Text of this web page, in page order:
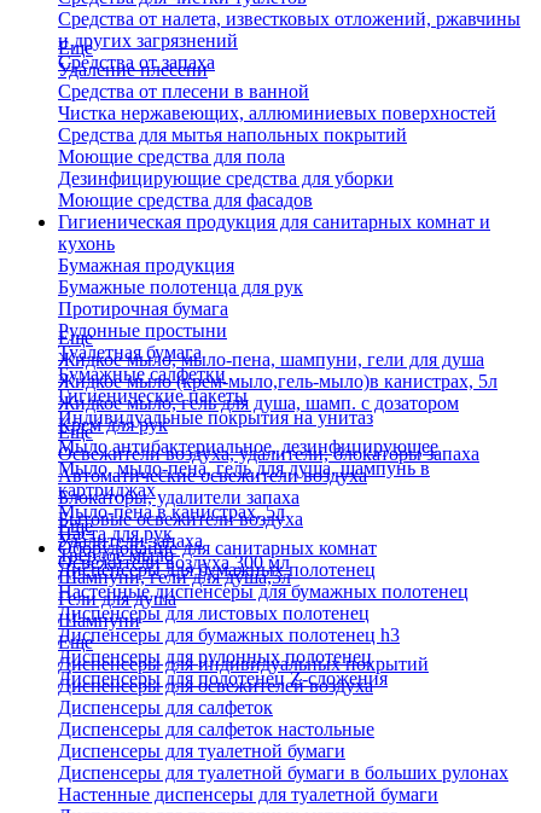
Средства от налета, известковых отложений, ржавчины
и других загрязнений
Средства от запаха
Еще
Удаление плесени
Средства от плесени в ванной
Чистка нержавеющих, аллюминиевых поверхностей
Средства для мытья напольных покрытий
Моющие средства для пола
Дезинфицирующие средства для уборки
Моющие средства для фасадов
Гигиеническая продукция для санитарных комнат и
кухонь
Бумажная продукция
Бумажные полотенца для рук
Протирочная бумага
Рулонные простыни
Туалетная бумага
Бумажные салфетки
Гигиенические пакеты
Индивидуальные покрытия на унитаз
Еще
Жидкое мыло, мыло-пена, шампуни, гели для душа
Жидкое мыло (крем-мыло,гель-мыло)в канистрах, 5л
Жидкое мыло, гель для душа, шамп. с дозатором
Крем для рук
Мыло антибактериальное, дезинфицирующее
Мыло, мыло-пена, гель для душа, шампунь в
картриджах
Мыло-пена в канистрах, 5л
Паста для рук
Твердое мыло
Шампуни, гели для душа,5л
Гели для душа
Шампуни
Еще
Освежители воздуха, удалители, блокаторы запаха
Автоматические освежители воздуха
Блокаторы, удалители запаха
Бытовые освежители воздуха
Удалители запаха
Освежители воздуха 300 мл
Еще
Оборудование для санитарных комнат
Диспенсеры для бумажных полотенец
Настенные диспенсеры для бумажных полотенец
Диспенсеры для листовых полотенец
Диспенсеры для бумажных полотенец h3
Диспенсеры для рулонных полотенец
Диспенсеры для полотенец Z-сложения
Еще
Диспенсеры для индивидуальных покрытий
Диспенсеры для освежителей воздуха
Диспенсеры для салфеток
Диспенсеры для салфеток настольные
Диспенсеры для туалетной бумаги
Диспенсеры для туалетной бумаги в больших рулонах
Настенные диспенсеры для туалетной бумаги